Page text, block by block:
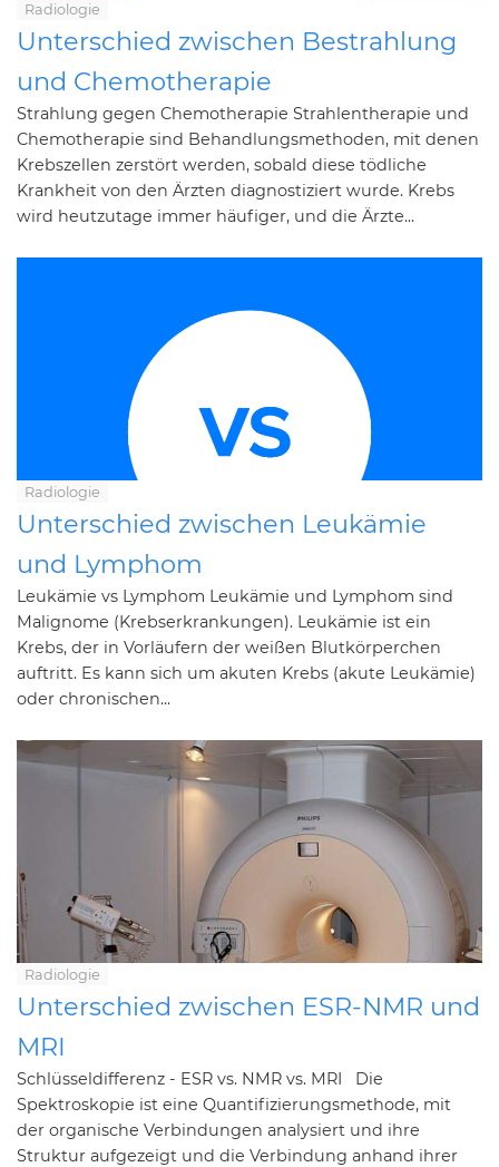
Radiologie
Unterschied zwischen Bestrahlung
und Chemotherapie
Strahlung gegen Chemotherapie Strahlentherapie und
Chemotherapie sind Behandlungsmethoden, mit denen
Krebszellen zerstört werden, sobald diese tödliche
Krankheit von den Ärzten diagnostiziert wurde. Krebs
wird heutzutage immer häufiger, und die Ärzte...
Radiologie
Unterschied zwischen Leukämie
und Lymphom
Leukämie vs Lymphom Leukämie und Lymphom sind
Malignome (Krebserkrankungen). Leukämie ist ein
Krebs, der in Vorläufern der weißen Blutkörperchen
auftritt. Es kann sich um akuten Krebs (akute Leukämie)
oder chronischen...
Radiologie
Unterschied zwischen ESR-NMR und
MRI
Schlüsseldifferenz - ESR vs. NMR vs. MRI Die
Spektroskopie ist eine Quantifizierungsmethode, mit
der organische Verbindungen analysiert und ihre
Struktur aufgezeigt und die Verbindung anhand ihrer